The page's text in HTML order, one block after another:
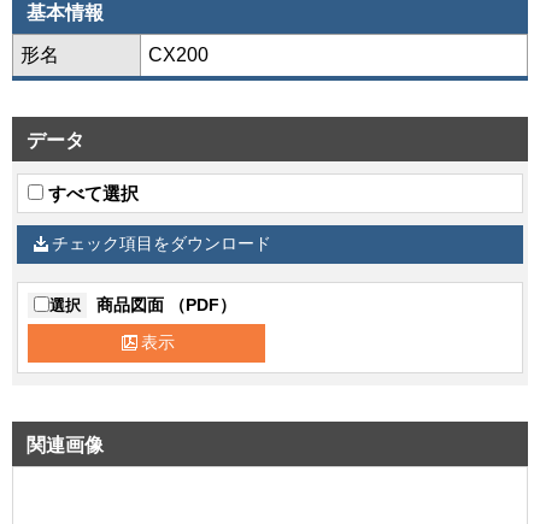
基本情報
形名 CX200
データ
すべて選択
チェック項目をダウンロード
選択 商品図面 （PDF）
表示
関連画像